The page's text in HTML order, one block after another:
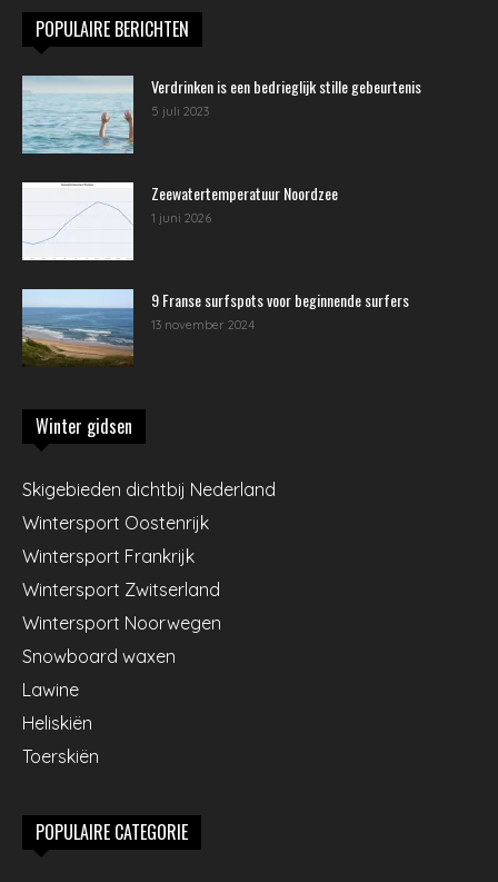
POPULAIRE BERICHTEN
Verdrinken is een bedrieglijk stille gebeurtenis
5 juli 2023
Zeewatertemperatuur Noordzee
1 juni 2026
9 Franse surfspots voor beginnende surfers
13 november 2024
Winter gidsen
Skigebieden dichtbij Nederland
Wintersport Oostenrijk
Wintersport Frankrijk
Wintersport Zwitserland
Wintersport Noorwegen
Snowboard waxen
Lawine
Heliskiën
Toerskiën
POPULAIRE CATEGORIE